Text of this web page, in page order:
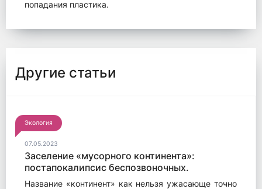
попадания пластика.
Другие статьи
Экология
07.05.2023
Заселение «мусорного континента»:
постапокалипсис беспозвоночных.
Название «континент» как нельзя ужасающе точно